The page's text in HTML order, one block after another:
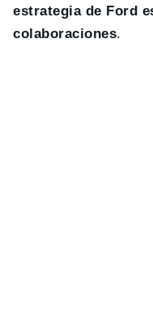
estrategia de Ford
colaboraciones.